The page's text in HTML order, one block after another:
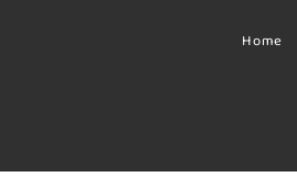
Home